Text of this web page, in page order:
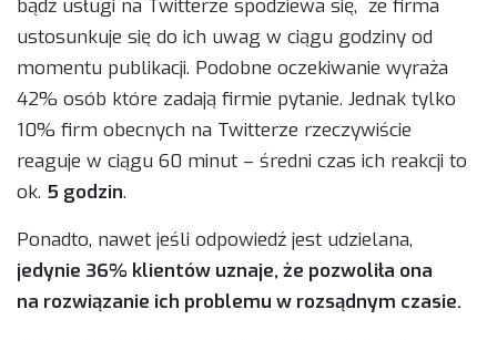
bądź usługi na Twitterze spodziewa się, że firma
ustosunkuje się do ich uwag w ciągu godziny od
momentu publikacji. Podobne oczekiwanie wyraża
42% osób które zadają firmie pytanie. Jednak tylko
10% firm obecnych na Twitterze rzeczywiście
reaguje w ciągu 60 minut – średni czas ich reakcji to
ok. 5 godzin.
Ponadto, nawet jeśli odpowiedź jest udzielana,
jedynie 36% klientów uznaje, że pozwoliła ona
na rozwiązanie ich problemu w rozsądnym czasie.